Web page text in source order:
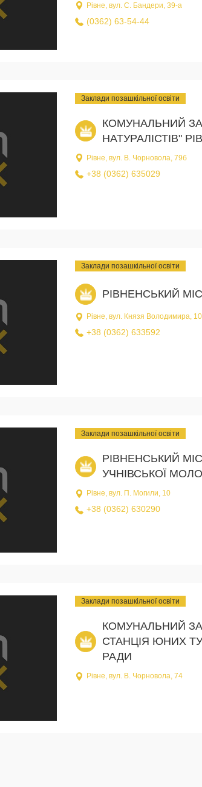
Рівне, вул. С. Бандери, 39-а
(0362) 63-54-44
Заклади позашкільної освіти
КОМУНАЛЬНИЙ
НАТУРАЛІСТІВ"
Рівне, вул. В. Чорновола, 79б
+38 (0362) 635029
Заклади позашкільної освіти
РІВНЕНСЬКИЙ
Рівне, вул. Князя Володимира, 10
+38 (0362) 633592
Заклади позашкільної освіти
РІВНЕНСЬКИЙ
УЧНІВСЬКОЇ
Рівне, вул. П. Могили, 10
+38 (0362) 630290
Заклади позашкільної освіти
КОМУНАЛЬНИЙ
СТАНЦІЯ ЮНИХ
РАДИ
Рівне, вул. В. Чорновола, 74